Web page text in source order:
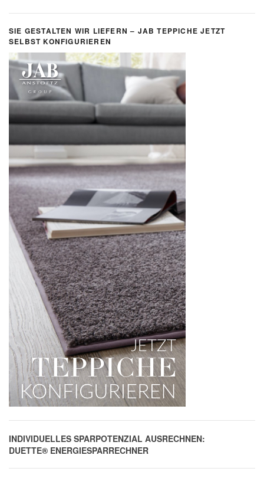
SIE GESTALTEN WIR LIEFERN – JAB TEPPICHE JETZT
SELBST KONFIGURIEREN
INDIVIDUELLES SPARPOTENZIAL AUSRECHNEN:
DUETTE® ENERGIESPARRECHNER